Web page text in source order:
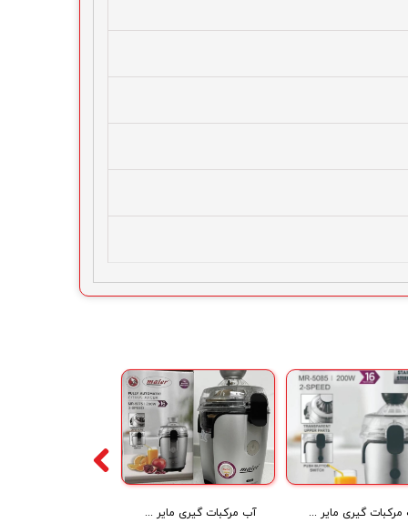
آب مرکبات گیری مایر Maier fully automatic citrus juicer MR-5075 آب مرکبات گیری مایر مدل mr-5085